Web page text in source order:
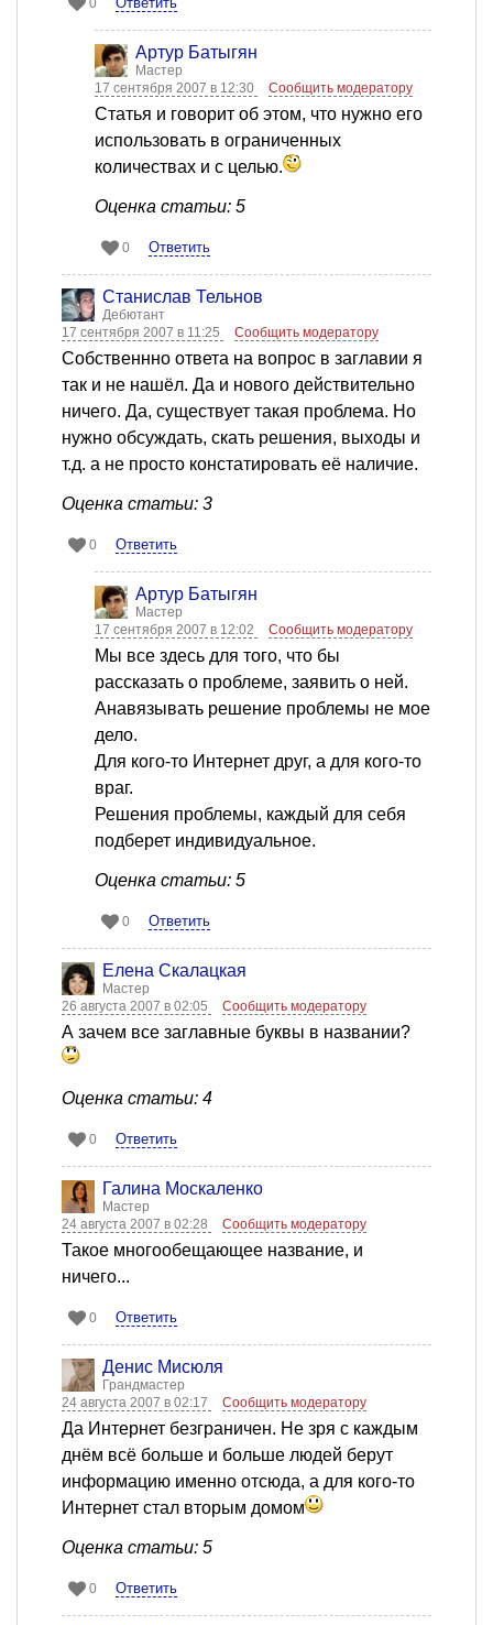
0
Артур Батыгян
Мастер
17 сентября 2007 в 12:30
Сообщить модератору
Статья и говорит об этом, что нужно его
использовать в ограниченных
количествах и с целью.
Оценка статьи: 5
0 Ответить
Станислав Тельнов
Дебютант
17 сентября 2007 в 11:25
Сообщить модератору
Собственнно ответа на вопрос в заглавии я
так и не нашёл. Да и нового действительно
ничего. Да, существует такая проблема. Но
нужно обсуждать, скать решения, выходы и
т.д. а не просто констатировать её наличие.
Оценка статьи: 3
0 Ответить
Артур Батыгян
Мастер
17 сентября 2007 в 12:02
Сообщить модератору
Мы все здесь для того, что бы
рассказать о проблеме, заявить о ней.
Анавязывать решение проблемы не мое
дело.
Для кого-то Интернет друг, а для кого-то
враг.
Решения проблемы, каждый для себя
подберет индивидуальное.
Оценка статьи: 5
0 Ответить
Елена Скалацкая
Мастер
26 августа 2007 в 02:05
Сообщить модератору
А зачем все заглавные буквы в названии?
Оценка статьи: 4
0 Ответить
Галина Москаленко
Мастер
24 августа 2007 в 02:28
Сообщить модератору
Такое многообещающее название, и
ничего...
0 Ответить
Денис Мисюля
Грандмастер
24 августа 2007 в 02:17
Сообщить модератору
Да Интернет безграничен. Не зря с каждым
днём всё больше и больше людей берут
информацию именно отсюда, а для кого-то
Интернет стал вторым домом
Оценка статьи: 5
0 Ответить